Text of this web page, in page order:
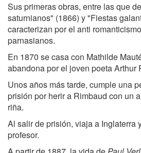
Sus primeras obras, entre las que
saturnianos" (1866) y "Fiestas
caracterizan por el anti
parnasianos.
En 1870 se casa con Mathilde
abandona por el joven poeta Arthur
Unos años más tarde, cumple una
prisión por herir a Rimbaud con un
riña.
Al salir de prisión, viaja a Inglaterra
profesor.